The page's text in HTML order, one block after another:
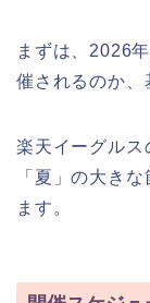
まずは、2026
催されるのか、
楽天イーグルス
「夏」の大き
ます。